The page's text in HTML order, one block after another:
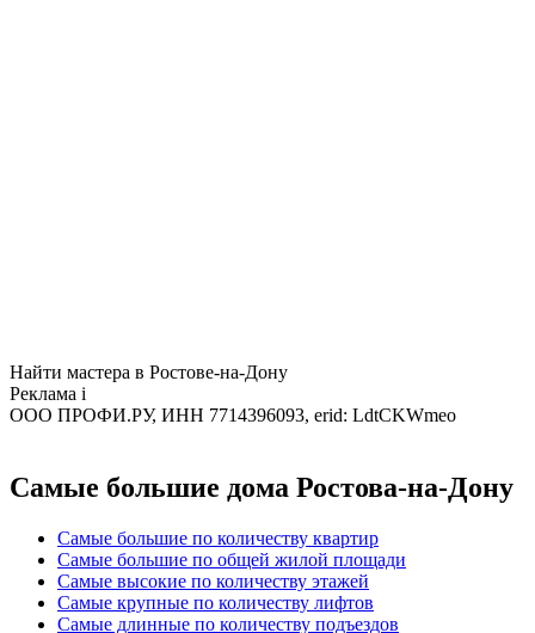
Найти мастера в Ростове-на-Дону
Реклама i
ООО ПРОФИ.РУ, ИНН 7714396093, erid: LdtCKWmeo
Самые большие дома Ростова-на-Дону
Самые большие по количеству квартир
Самые большие по общей жилой площади
Самые высокие по количеству этажей
Самые крупные по количеству лифтов
Самые длинные по количеству подъездов